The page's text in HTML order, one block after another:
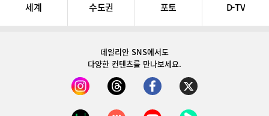
세계 수도권 포토 D-TV
데일리안 SNS에서도
다양한 컨텐츠를 만나보세요.